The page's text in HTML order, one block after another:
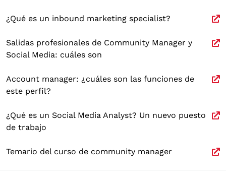
¿Qué es un inbound marketing specialist?
Salidas profesionales de Community Manager y
Social Media: cuáles son
Account manager: ¿cuáles son las funciones de
este perfil?
¿Qué es un Social Media Analyst? Un nuevo puesto
de trabajo
Temario del curso de community manager